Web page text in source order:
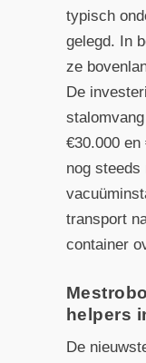
typisch
gelegd. In
ze
De
€30.000
nog steeds
transport
container
helpers
De